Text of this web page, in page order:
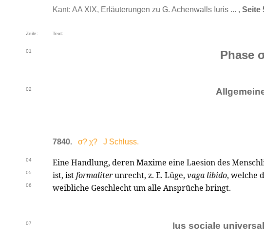
Kant: AA XIX, Erläuterungen zu G. Achenwalls Iuris ... , Seite
Zeile: Text:
01 Phase
02
7840. σ? χ? J Schluss.
04 Eine Handlung, deren Maxime eine Laesion des
05 ist, istformaliterunrecht, z. E. Lüge, vaga libido, welche
06 weibliche Geschlecht um alle Ansprüche bringt.
07 Ius sociale